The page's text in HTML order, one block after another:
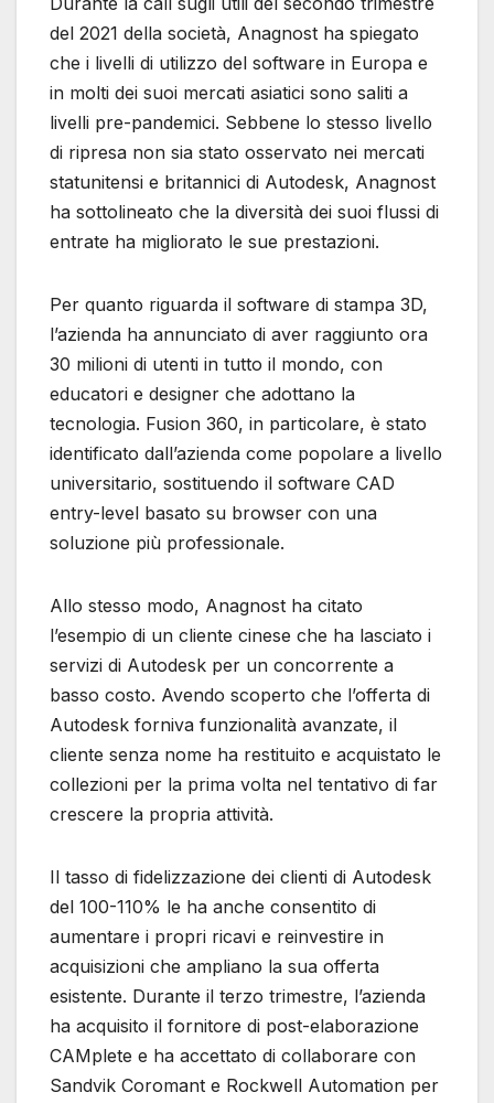
del 2021 della società, Anagnost ha spiegato
che i livelli di utilizzo del software in Europa e
in molti dei suoi mercati asiatici sono saliti a
livelli pre-pandemici. Sebbene lo stesso livello
di ripresa non sia stato osservato nei mercati
statunitensi e britannici di Autodesk, Anagnost
ha sottolineato che la diversità dei suoi flussi di
entrate ha migliorato le sue prestazioni.
Per quanto riguarda il software di stampa 3D,
l’azienda ha annunciato di aver raggiunto ora
30 milioni di utenti in tutto il mondo, con
educatori e designer che adottano la
tecnologia. Fusion 360, in particolare, è stato
identificato dall’azienda come popolare a livello
universitario, sostituendo il software CAD
entry-level basato su browser con una
soluzione più professionale.
Allo stesso modo, Anagnost ha citato
l’esempio di un cliente cinese che ha lasciato i
servizi di Autodesk per un concorrente a
basso costo. Avendo scoperto che l’offerta di
Autodesk forniva funzionalità avanzate, il
cliente senza nome ha restituito e acquistato le
collezioni per la prima volta nel tentativo di far
crescere la propria attività.
Il tasso di fidelizzazione dei clienti di Autodesk
del 100-110% le ha anche consentito di
aumentare i propri ricavi e reinvestire in
acquisizioni che ampliano la sua offerta
esistente. Durante il terzo trimestre, l’azienda
ha acquisito il fornitore di post-elaborazione
CAMplete e ha accettato di collaborare con
Sandvik Coromant e Rockwell Automation per